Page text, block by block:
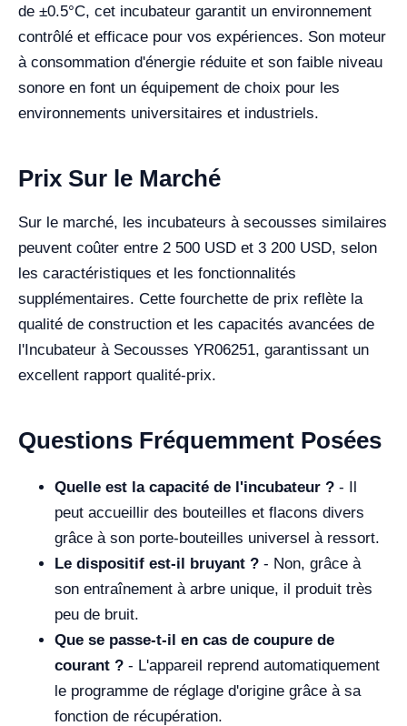
de ±0.5°C, cet incubateur garantit un environnement
contrôlé et efficace pour vos expériences. Son moteur
à consommation d'énergie réduite et son faible niveau
sonore en font un équipement de choix pour les
environnements universitaires et industriels.
Prix Sur le Marché
Sur le marché, les incubateurs à secousses similaires
peuvent coûter entre 2 500 USD et 3 200 USD, selon
les caractéristiques et les fonctionnalités
supplémentaires. Cette fourchette de prix reflète la
qualité de construction et les capacités avancées de
l'Incubateur à Secousses YR06251, garantissant un
excellent rapport qualité-prix.
Questions Fréquemment Posées
Quelle est la capacité de l'incubateur ? - Il
peut accueillir des bouteilles et flacons divers
grâce à son porte-bouteilles universel à ressort.
Le dispositif est-il bruyant ? - Non, grâce à
son entraînement à arbre unique, il produit très
peu de bruit.
Que se passe-t-il en cas de coupure de
courant ? - L'appareil reprend automatiquement
le programme de réglage d'origine grâce à sa
fonction de récupération.